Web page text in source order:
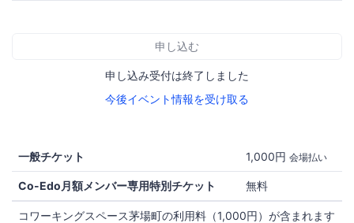
申し込む
申し込み受付は終了しました
今後イベント情報を受け取る
一般チケット 1,000円 会場払い
Co-Edo月額メンバー専用特別チケット 無料
コワーキングスペース茅場町の利用料（1,000円）が含まれます